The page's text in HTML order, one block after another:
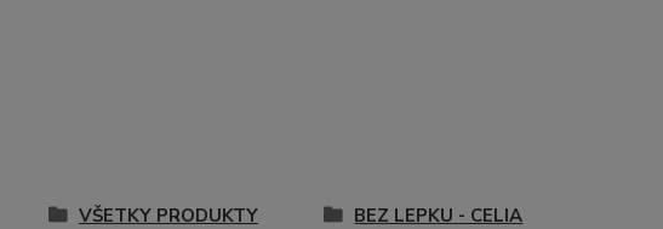
VŠETKY PRODUKTY
BEZ LEPKU - CELIA